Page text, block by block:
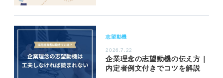
志望動機
2026.7.22
企業理念の志望動機の伝え方｜
内定者例文付きでコツを解説